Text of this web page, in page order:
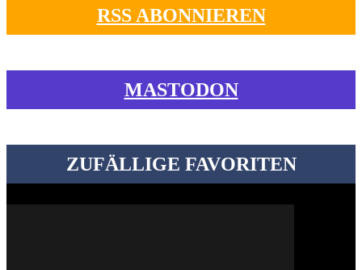
RSS ABONNIEREN
MASTODON
ZUFÄLLIGE FAVORITEN